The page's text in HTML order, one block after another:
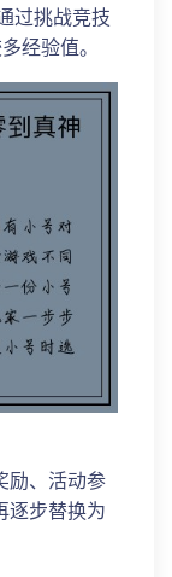
过挑战竞技
经验值。
励、活动参
逐步替换为